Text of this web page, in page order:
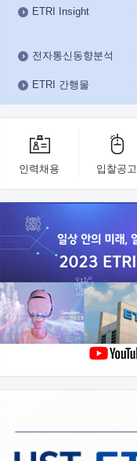
ETRI Insight
전자통신동향분석
ETRI 간행물
인력채용 입찰공고